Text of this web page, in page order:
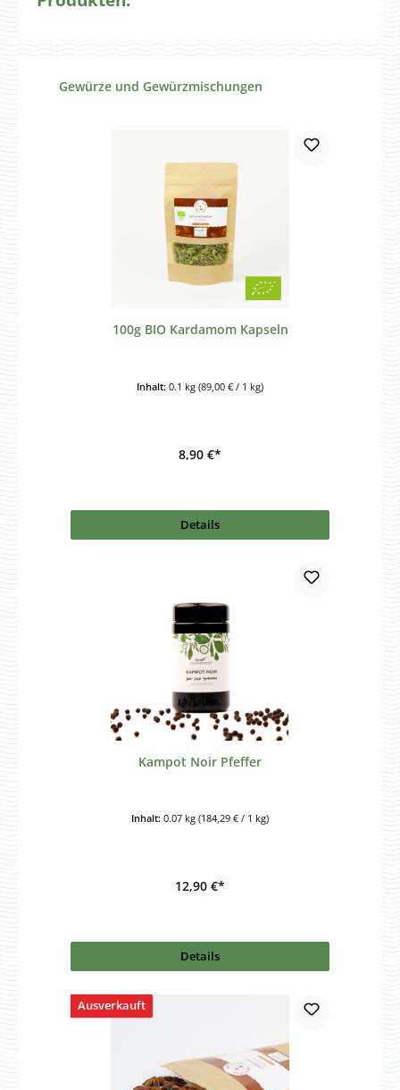
Produktgalerie überspringen
Gewürze und Gewürzmischungen
100g BIO Kardamom Kapseln
Inhalt: 0.1 kg (89,00 € / 1 kg)
8,90 €*
Details
Kampot Noir Pfeffer
Inhalt: 0.07 kg (184,29 € / 1 kg)
12,90 €*
Details
Ausverkauft